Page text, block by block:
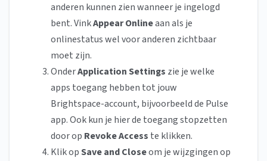
anderen kunnen zien wanneer je ingelogd
bent. VinkAppear Onlineaan als je
onlinestatus wel voor anderen zichtbaar
moet zijn.
OnderApplication Settings zie je welke
apps toegang hebben tot jouw
Brightspace-account, bijvoorbeeld de Pulse
app. Ook kun je hier de toegang stopzetten
door op Revoke Access te klikken.
Klik opSave and Closeom je wijzgingen op